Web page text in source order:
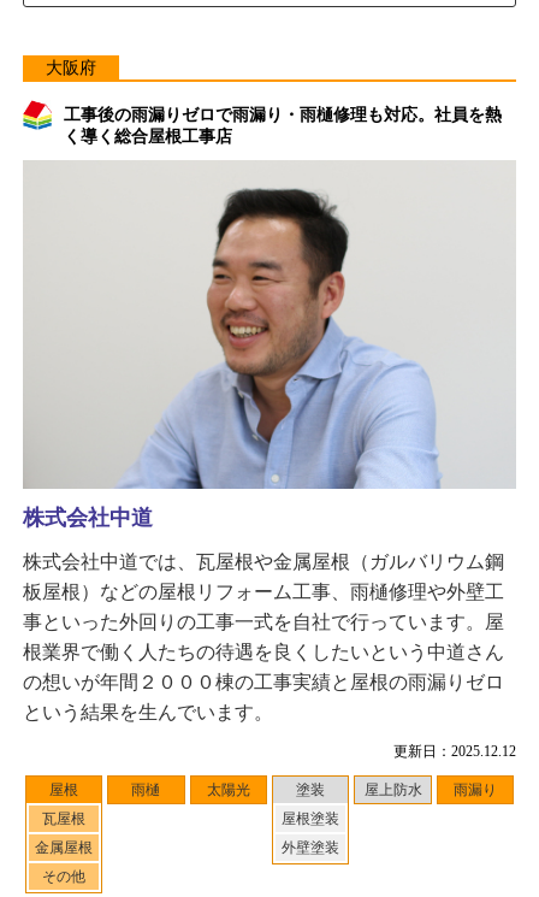
大阪府
工事後の雨漏りゼロで雨漏り・雨樋修理も対応。社員を熱
く導く総合屋根工事店
更新日：2025.12.12
屋根
瓦屋根
金属屋根
その他
雨樋 太陽光
塗装
屋根塗装
外壁塗装
屋上防水 雨漏り
株式会社中道
株式会社中道では、瓦屋根や金属屋根（ガルバリウム鋼
板屋根）などの屋根リフォーム工事、雨樋修理や外壁工
事といった外回りの工事一式を自社で行っています。屋
根業界で働く人たちの待遇を良くしたいという中道さん
の想いが年間２０００棟の工事実績と屋根の雨漏りゼロ
という結果を生んでいます。